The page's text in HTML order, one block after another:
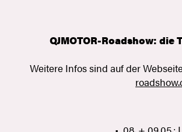
QJMOTOR-Roadshow: die
Weitere Infos sind auf der